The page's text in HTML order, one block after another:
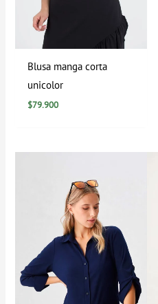
Blusa manga corta
unicolor
$79.900
precios:
desde
$0
hasta
$94.900